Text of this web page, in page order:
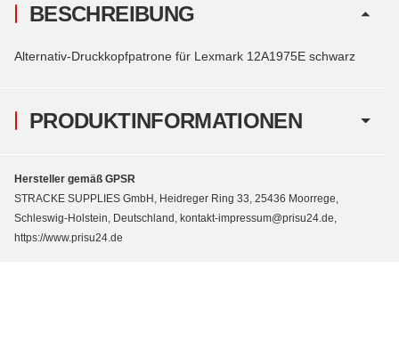
PRODUKTINFORMATIONEN
BESCHREIBUNG
Alternativ-Druckkopfpatrone für Lexmark 12A1975E schwarz
Hersteller gemäß GPSR
STRACKE SUPPLIES GmbH, Heidreger Ring 33, 25436 Moorrege,
Schleswig-Holstein, Deutschland, kontakt-impressum@prisu24.de,
https://www.prisu24.de